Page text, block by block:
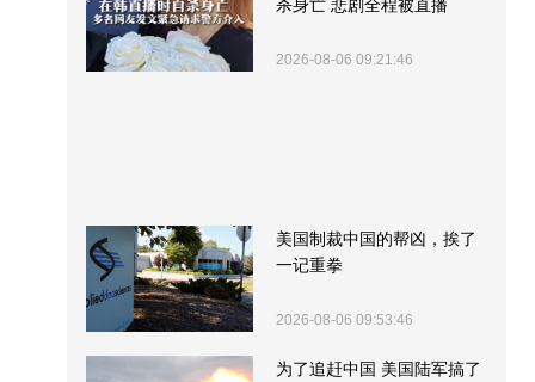
杀身亡 悲剧全程被直播
2026-08-06 09:21:46
美国制裁中国的帮凶，挨了
一记重拳
2026-08-06 09:53:46
为了追赶中国 美国陆军搞了